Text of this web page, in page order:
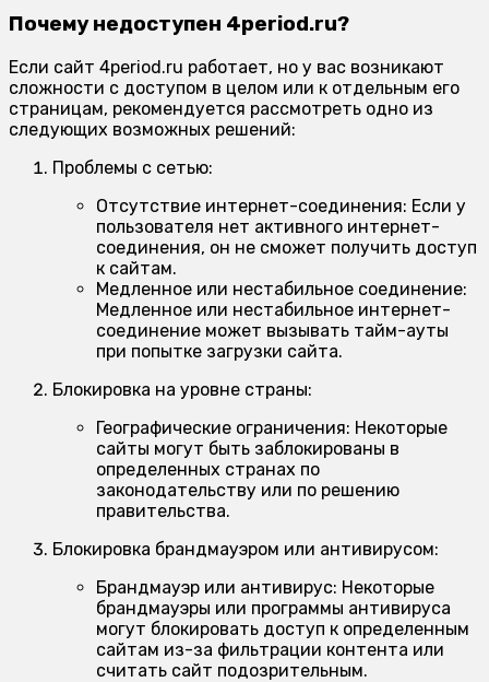
Почему недоступен 4period.ru?
Если сайт 4period.ru работает, но у вас возникают
сложности с доступом в целом или к отдельным его
страницам, рекомендуется рассмотреть одно из
следующих возможных решений:
Проблемы с сетью:
Отсутствие интернет-соединения: Если у
пользователя нет активного интернет-
соединения, он не сможет получить доступ
к сайтам.
Медленное или нестабильное соединение:
Медленное или нестабильное интернет-
соединение может вызывать тайм-ауты
при попытке загрузки сайта.
Блокировка на уровне страны:
Географические ограничения: Некоторые
сайты могут быть заблокированы в
определенных странах по
законодательству или по решению
правительства.
Блокировка брандмауэром или антивирусом:
Брандмауэр или антивирус: Некоторые
брандмауэры или программы антивируса
могут блокировать доступ к определенным
сайтам из-за фильтрации контента или
считать сайт подозрительным.